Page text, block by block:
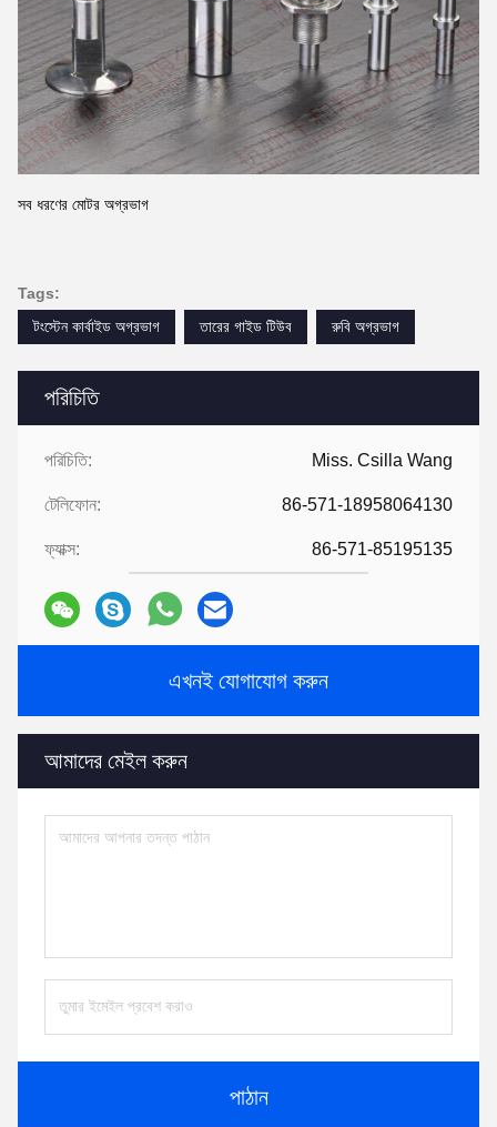
পরিচিতি
পরিচিতি: Miss. Csilla Wang
টেলিফোন: 86-571-18958064130
ফ্যাক্স: 86-571-85195135
এখনই যোগাযোগ করুন
আমাদের মেইল ​​করুন
পাঠান
সব ধরণের মোটর অগ্রভাগ
Tags:
টংস্টেন কার্বাইড অগ্রভাগ
তারের গাইড টিউব রুবি অগ্রভাগ